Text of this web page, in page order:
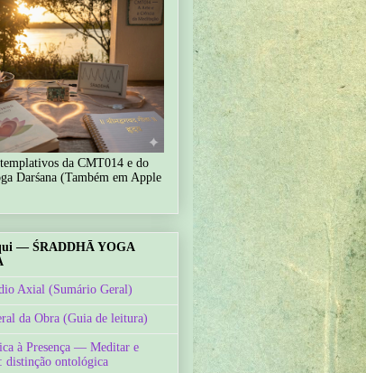
da CMT014 e do
Darśana (Também em Apple
— ŚRADDHĀ YOGA
Axial (Sumário Geral)
da Obra (Guia de leitura)
à Presença — Meditar e
distinção ontológica